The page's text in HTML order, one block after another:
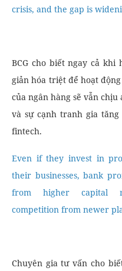
crisis, and the gap is
BCG cho biết ngay cả
giản hóa triệt để hoạt
của ngân hàng sẽ vẫn
và sự cạnh tranh gia
fintech.
Even if they invest in
their businesses, bank
from higher capital
competition from newer
Chuyên gia tư vấn cho